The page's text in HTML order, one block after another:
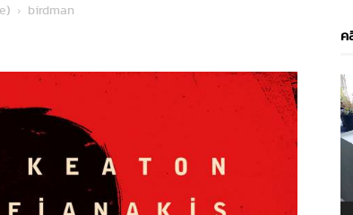
birdman
ค